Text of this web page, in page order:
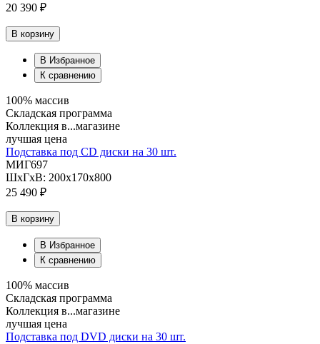
20 390 ₽
В корзину
В Избранное
К сравнению
100% массив
Складская программа
Коллекция в...магазине
лучшая цена
Подставка под CD диски на 30 шт.
МИГ697
ШхГхВ: 200х170х800
25 490 ₽
В корзину
В Избранное
К сравнению
100% массив
Складская программа
Коллекция в...магазине
лучшая цена
Подставка под DVD диски на 30 шт.